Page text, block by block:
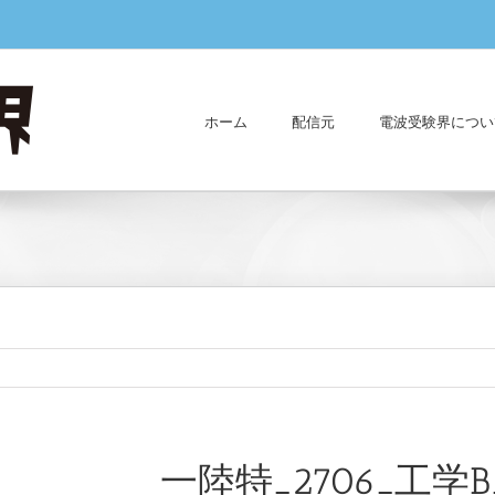
ホーム 配信元 電波受験界につ
一陸特_2706_工学